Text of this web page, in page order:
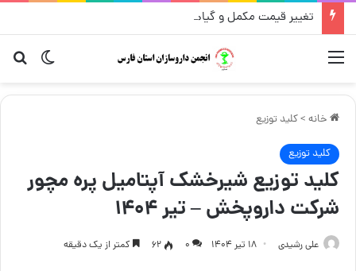
تغییر قیمت مکمل و گیاهی ۱۴ مرداد
تغییر منو
خانه >کلید توزیع
کلید توزیع
کلید توزیع شیرخشک آپتامیل پره مچور
شرکت داروپخش – تیر ۱۴۰۴
علی رشیدی ۱۸ تیر ۱۴۰۴ ۰ 62 کمتر از یک دقیقه